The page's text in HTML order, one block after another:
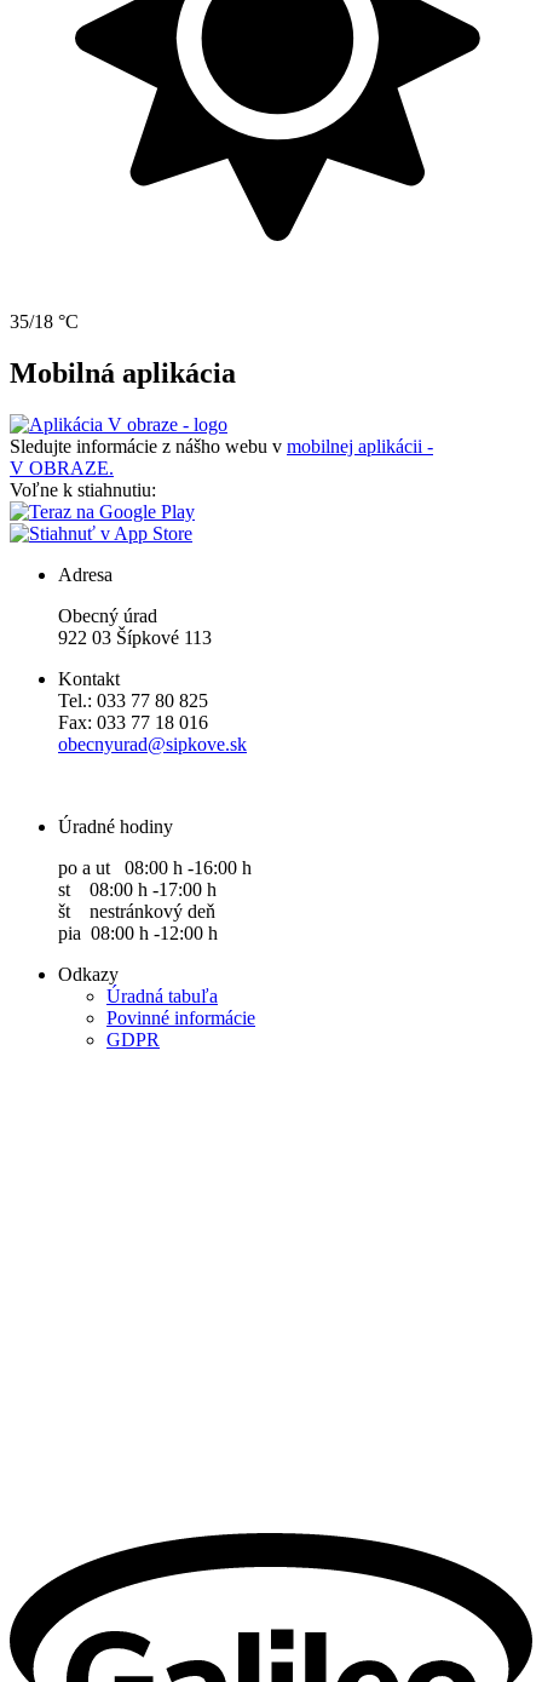
35/18 °C
Mobilná aplikácia
Sledujte informácie z nášho webu v mobilnej aplikácii -
V OBRAZE.
Voľne k stiahnutiu:
Adresa
Obecný úrad
922 03 Šípkové 113
Kontakt
Tel.: 033 77 80 825
Fax: 033 77 18 016
obecnyurad@sipkove.sk
Úradné hodiny
po a ut 08:00 h -16:00 h
st 08:00 h -17:00 h
št nestránkový deň
pia 08:00 h -12:00 h
Odkazy
Úradná tabuľa
Povinné informácie
GDPR